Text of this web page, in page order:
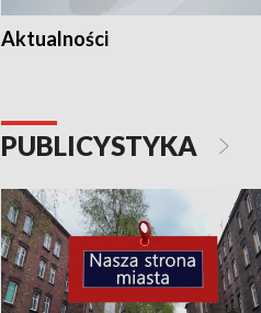
Aktualności
PUBLICYSTYKA